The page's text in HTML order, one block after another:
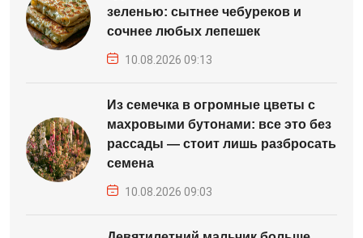
зеленью: сытнее чебуреков и
сочнее любых лепешек
10.08.2026 09:13
Из семечка в огромные цветы с
махровыми бутонами: все это без
рассады — стоит лишь разбросать
семена
10.08.2026 09:03